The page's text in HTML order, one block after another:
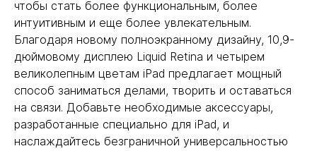
чтобы стать более функциональным, более
интуитивным и еще более увлекательным.
Благодаря новому полноэкранному дизайну, 10,9-
дюймовому дисплею Liquid Retina и четырем
великолепным цветам iPad предлагает мощный
способ заниматься делами, творить и оставаться
на связи. Добавьте необходимые аксессуары,
разработанные специально для iPad, и
наслаждайтесь безграничной универсальностью